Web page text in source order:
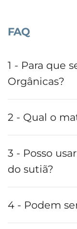
FAQ
1 - Para que
Orgânicas?
2 - Qual o
3 - Posso
do sutiã?
4 - Podem